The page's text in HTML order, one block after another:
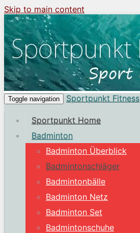
Skip to main content
Toggle navigation Sportpunkt Fitness
Sportpunkt Home
Badminton
Badminton Überblick
Badmintonschläger
Badmintonbälle
Badminton Netz
Badminton Set
Badmintonschuhe